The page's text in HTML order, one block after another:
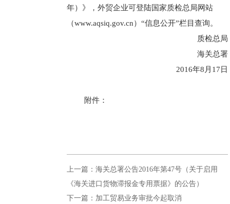
年）》，外贸企业可登陆国家质检总局网站
（www.aqsiq.gov.cn）“信息公开”栏目查询。
质检总局
海关总署
2016年8月17日
附件：
上一篇：海关总署公告2016年第47号（关于启用
《海关进口货物滞报金专用票据》的公告）
下一篇：加工贸易业务审批今起取消